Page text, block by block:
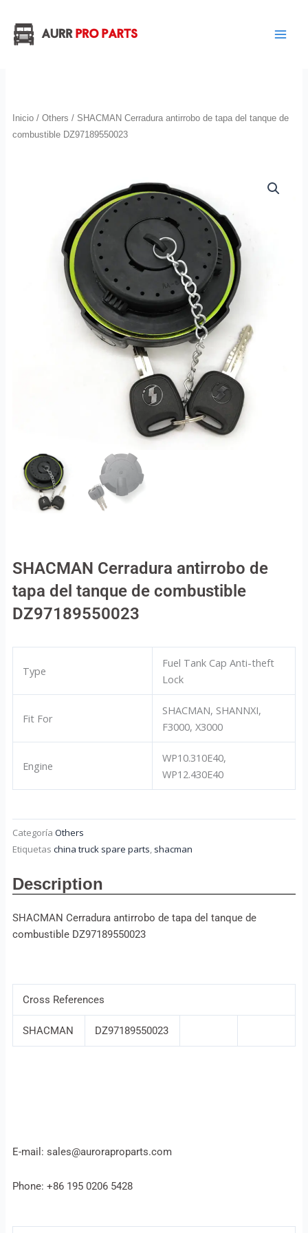
contenido
Inicio/ Others / SHACMAN Cerradura antirrobo de tapa del tanque de
combustible DZ97189550023
SHACMAN Cerradura antirrobo de
tapa del tanque de combustible
DZ97189550023
Type
Fuel Tank Cap Anti-theft
Lock
Fit For
SHACMAN, SHANNXI,
F3000, X3000
Engine
WP10.310E40,
WP12.430E40
Categoría Others
Etiquetas china truck spare parts, shacman
Description
SHACMAN Cerradura antirrobo de tapa del tanque de
combustible DZ97189550023
Cross References
SHACMAN DZ97189550023
E-mail: sales@auroraproparts.com
Phone: +86 195 0206 5428